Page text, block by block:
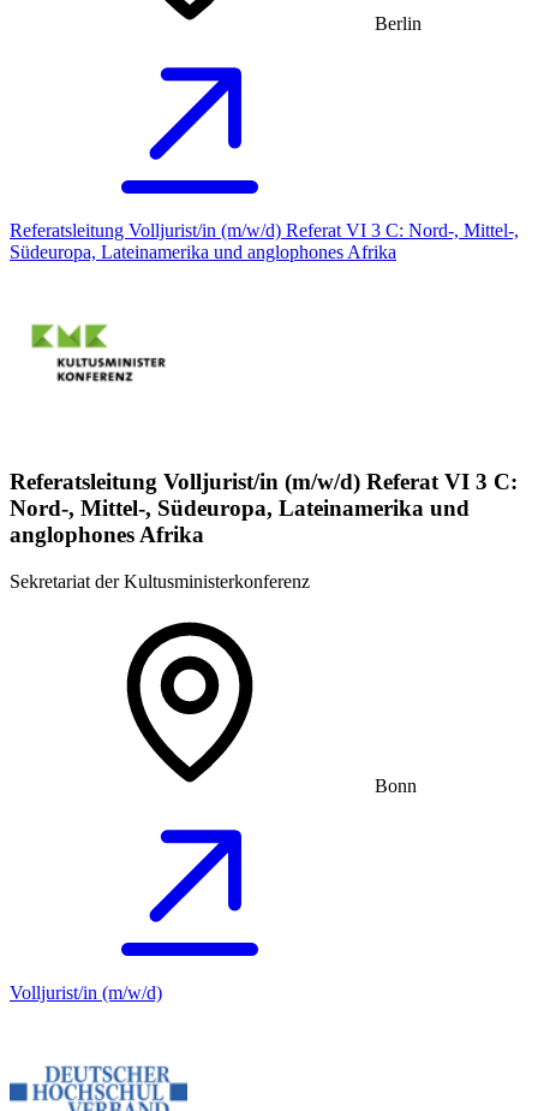
Berlin
Referatsleitung Volljurist/in (m/w/d) Referat VI 3 C: Nord-, Mittel-,
Südeuropa, Lateinamerika und anglophones Afrika
Referatsleitung Volljurist/in (m/w/d) Referat VI 3 C:
Nord-, Mittel-, Südeuropa, Lateinamerika und
anglophones Afrika
Sekretariat der Kultusministerkonferenz
Bonn
Volljurist/in (m/w/d)